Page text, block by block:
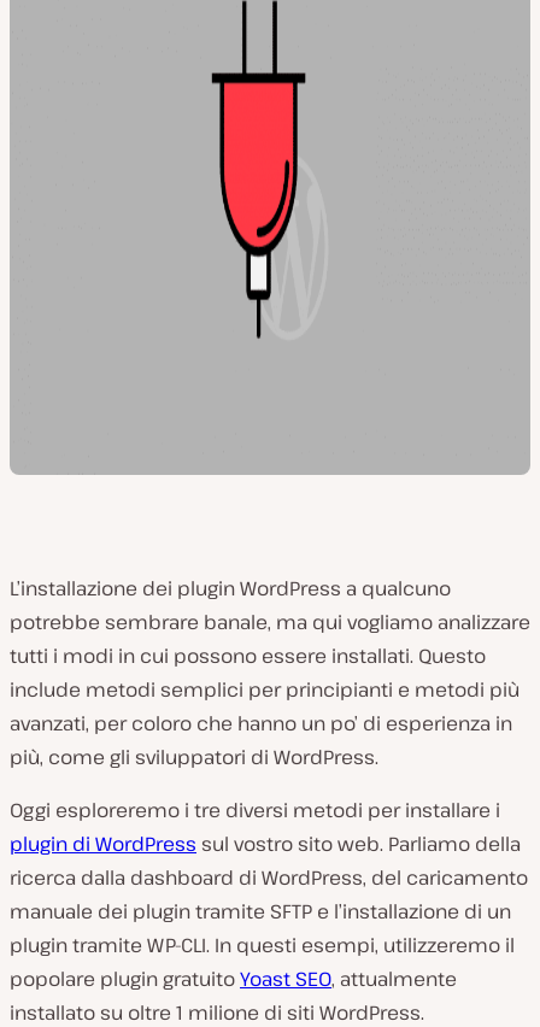
L’installazione dei plugin WordPress a qualcuno
potrebbe sembrare banale, ma qui vogliamo analizzare
tutti i modi in cui possono essere installati. Questo
include metodi semplici per principianti e metodi più
avanzati, per coloro che hanno un po’ di esperienza in
più, come gli sviluppatori di WordPress.
Oggi esploreremo i tre diversi metodi per installare i
plugin di WordPress sul vostro sito web. Parliamo della
ricerca dalla dashboard di WordPress, del caricamento
manuale dei plugin tramite SFTP e l’installazione di un
plugin tramite WP-CLI. In questi esempi, utilizzeremo il
popolare plugin gratuitoYoast SEO, attualmente
installato su oltre 1 milione di siti WordPress.